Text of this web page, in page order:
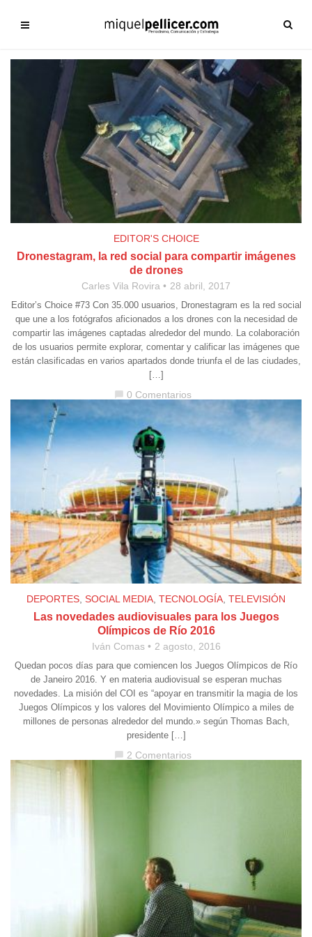
EDITOR'S CHOICE
Dronestagram, la red social para compartir imágenes
de drones
Carles Vila Rovira 28 abril, 2017
Editor’s Choice #73 Con 35.000 usuarios, Dronestagram es la red social
que une a los fotógrafos aficionados a los drones con la necesidad de
compartir las imágenes captadas alrededor del mundo. La colaboración
de los usuarios permite explorar, comentar y calificar las imágenes que
están clasificadas en varios apartados donde triunfa el de las ciudades,
[…]
chat_bubble 0 Comentarios
DEPORTES SOCIAL MEDIA TECNOLOGÍA TELEVISIÓN
Las novedades audiovisuales para los Juegos
Olímpicos de Río 2016
Iván Comas 2 agosto, 2016
Quedan pocos días para que comiencen los Juegos Olímpicos de Río
de Janeiro 2016. Y en materia audiovisual se esperan muchas
novedades. La misión del COI es “apoyar en transmitir la magia de los
Juegos Olímpicos y los valores del Movimiento Olímpico a miles de
millones de personas alrededor del mundo.» según Thomas Bach,
presidente […]
2 Comentarios